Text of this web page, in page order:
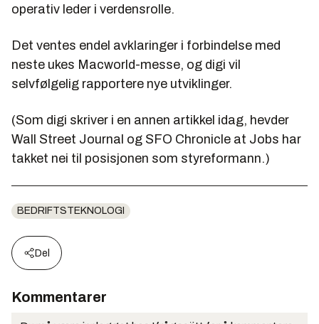
operativ leder i verdensrolle.
Det ventes endel avklaringer i forbindelse med
neste ukes Macworld-messe, og digi vil
selvfølgelig rapportere nye utviklinger.
(Som digi skriver i en annen artikkel idag, hevder
Wall Street Journal og SFO Chronicle at Jobs har
takket nei til posisjonen som styreformann.)
BEDRIFTSTEKNOLOGI
Del
Kommentarer